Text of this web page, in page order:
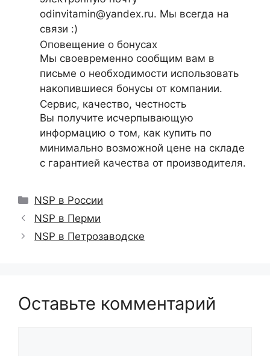
odinvitamin@yandex.ru. Мы всегда на
связи :)
Оповещение о бонусах
Мы своевременно сообщим вам в
письме о необходимости использовать
накопившиеся бонусы от компании.
Сервис, качество, честность
Вы получите исчерпывающую
информацию о том, как купить по
минимально возможной цене на складе
с гарантией качества от производителя.
Рубрики
NSP в России
NSP в Перми
NSP в Петрозаводске
Оставьте комментарий